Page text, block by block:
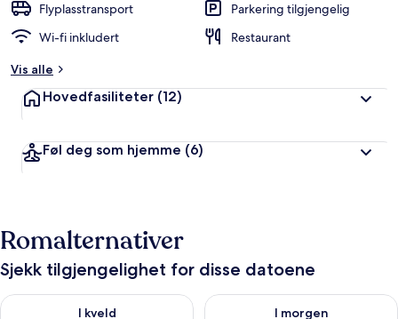
Flyplasstransport
Parkering tilgjengelig
Wi-fi inkludert
Restaurant
Vis alle
Hovedfasiliteter (12)
Føl deg som hjemme (6)
Romalternativer
Sjekk tilgjengelighet for disse datoene
I kveld
Sjekk tilgjengelighet for i kveld, aug. 7 - aug. 8
I morgen
Sjekk tilgjengelighet for i